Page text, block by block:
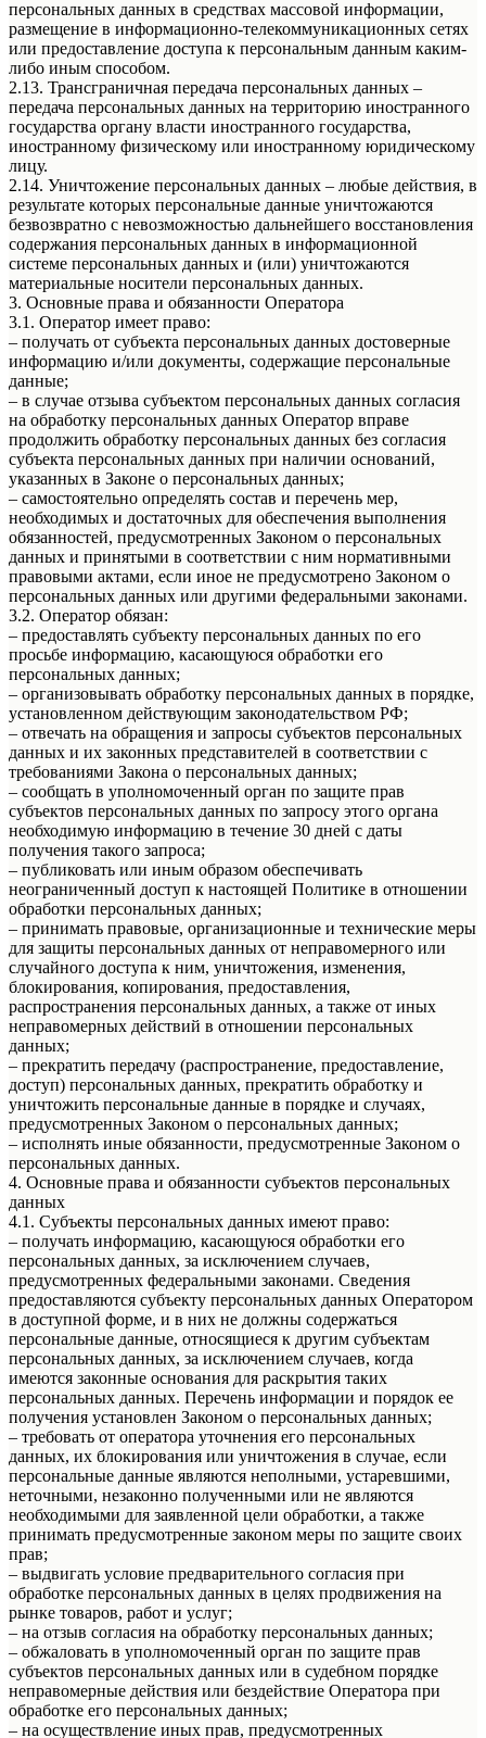
персональных данных в средствах массовой информации,
размещение в информационно-телекоммуникационных сетях
или предоставление доступа к персональным данным каким-
либо иным способом.
2.13. Трансграничная передача персональных данных –
передача персональных данных на территорию иностранного
государства органу власти иностранного государства,
иностранному физическому или иностранному юридическому
лицу.
2.14. Уничтожение персональных данных – любые действия, в
результате которых персональные данные уничтожаются
безвозвратно с невозможностью дальнейшего восстановления
содержания персональных данных в информационной
системе персональных данных и (или) уничтожаются
материальные носители персональных данных.
3. Основные права и обязанности Оператора
3.1. Оператор имеет право:
– получать от субъекта персональных данных достоверные
информацию и/или документы, содержащие персональные
данные;
– в случае отзыва субъектом персональных данных согласия
на обработку персональных данных Оператор вправе
продолжить обработку персональных данных без согласия
субъекта персональных данных при наличии оснований,
указанных в Законе о персональных данных;
– самостоятельно определять состав и перечень мер,
необходимых и достаточных для обеспечения выполнения
обязанностей, предусмотренных Законом о персональных
данных и принятыми в соответствии с ним нормативными
правовыми актами, если иное не предусмотрено Законом о
персональных данных или другими федеральными законами.
3.2. Оператор обязан:
– предоставлять субъекту персональных данных по его
просьбе информацию, касающуюся обработки его
персональных данных;
– организовывать обработку персональных данных в порядке,
установленном действующим законодательством РФ;
– отвечать на обращения и запросы субъектов персональных
данных и их законных представителей в соответствии с
требованиями Закона о персональных данных;
– сообщать в уполномоченный орган по защите прав
субъектов персональных данных по запросу этого органа
необходимую информацию в течение 30 дней с даты
получения такого запроса;
– публиковать или иным образом обеспечивать
неограниченный доступ к настоящей Политике в отношении
обработки персональных данных;
– принимать правовые, организационные и технические меры
для защиты персональных данных от неправомерного или
случайного доступа к ним, уничтожения, изменения,
блокирования, копирования, предоставления,
распространения персональных данных, а также от иных
неправомерных действий в отношении персональных
данных;
– прекратить передачу (распространение, предоставление,
доступ) персональных данных, прекратить обработку и
уничтожить персональные данные в порядке и случаях,
предусмотренных Законом о персональных данных;
– исполнять иные обязанности, предусмотренные Законом о
персональных данных.
4. Основные права и обязанности субъектов персональных
данных
4.1. Субъекты персональных данных имеют право:
– получать информацию, касающуюся обработки его
персональных данных, за исключением случаев,
предусмотренных федеральными законами. Сведения
предоставляются субъекту персональных данных Оператором
в доступной форме, и в них не должны содержаться
персональные данные, относящиеся к другим субъектам
персональных данных, за исключением случаев, когда
имеются законные основания для раскрытия таких
персональных данных. Перечень информации и порядок ее
получения установлен Законом о персональных данных;
– требовать от оператора уточнения его персональных
данных, их блокирования или уничтожения в случае, если
персональные данные являются неполными, устаревшими,
неточными, незаконно полученными или не являются
необходимыми для заявленной цели обработки, а также
принимать предусмотренные законом меры по защите своих
прав;
– выдвигать условие предварительного согласия при
обработке персональных данных в целях продвижения на
рынке товаров, работ и услуг;
– на отзыв согласия на обработку персональных данных;
– обжаловать в уполномоченный орган по защите прав
субъектов персональных данных или в судебном порядке
неправомерные действия или бездействие Оператора при
обработке его персональных данных;
– на осуществление иных прав, предусмотренных